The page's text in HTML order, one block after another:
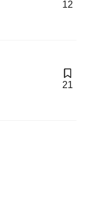
12
21